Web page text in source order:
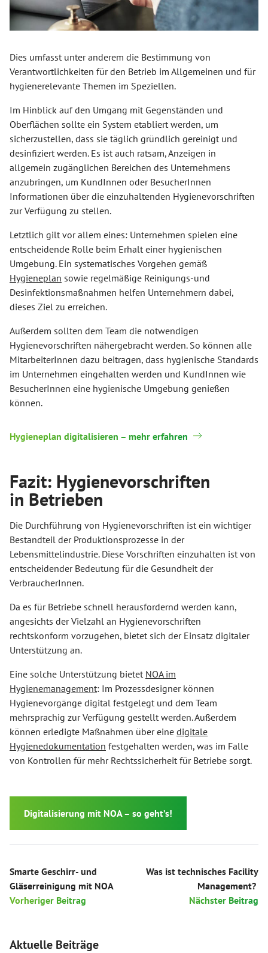
Dies umfasst unter anderem die Bestimmung von
Verantwortlichkeiten für den Betrieb im Allgemeinen und für
hygienerelevante Themen im Speziellen.
Im Hinblick auf den Umgang mit Gegenständen und
Oberflächen sollte ein System etabliert werden, um
sicherzustellen, dass sie täglich gründlich gereinigt und
desinfiziert werden. Es ist auch ratsam, Anzeigen in
allgemein zugänglichen Bereichen des Unternehmens
anzubringen, um KundInnen oder BesucherInnen
Informationen über die einzuhaltenden Hygienevorschriften
zur Verfügung zu stellen.
Letztlich gilt vor allem eines: Unternehmen spielen eine
entscheidende Rolle beim Erhalt einer hygienischen
Umgebung. Ein systematisches Vorgehen gemäß
Hygieneplan sowie regelmäßige Reinigungs-und
Desinfektionsmaßnahmen helfen Unternehmern dabei,
dieses Ziel zu erreichen.
Außerdem sollten dem Team die notwendigen
Hygienevorschriften nähergebracht werden. So können alle
MitarbeiterInnen dazu beitragen, dass hygienische Standards
im Unternehmen eingehalten werden und KundInnen wie
BesucherInnen eine hygienische Umgebung genießen
können.
Hygieneplan digitalisieren – mehr erfahren
Fazit: Hygienevorschriften
in Betrieben
Die Durchführung von Hygienevorschriften ist ein wichtiger
Bestandteil der Produktionsprozesse in der
Lebensmittelindustrie. Diese Vorschriften einzuhalten ist von
entscheidender Bedeutung für die Gesundheit der
VerbraucherInnen.
Da es für Betriebe schnell herausfordernd werden kann,
angesichts der Vielzahl an Hygienevorschriften
rechtskonform vorzugehen, bietet sich der Einsatz digitaler
Unterstützung an.
Eine solche Unterstützung bietet NOA im
Hygienemanagement: Im Prozessdesigner können
Hygienevorgänge digital festgelegt und dem Team
mehrsprachig zur Verfügung gestellt werden. Außerdem
können erledigte Maßnahmen über eine digitale
Hygienedokumentation festgehalten werden, was im Falle
von Kontrollen für mehr Rechtssicherheit für Betriebe sorgt.
Digitalisierung mit NOA – so geht’s!
Smarte Geschirr- und
Gläserreinigung mit NOA
Vorheriger Beitrag
Was ist technisches Facility
Management?
Nächster Beitrag
Aktuelle Beiträge